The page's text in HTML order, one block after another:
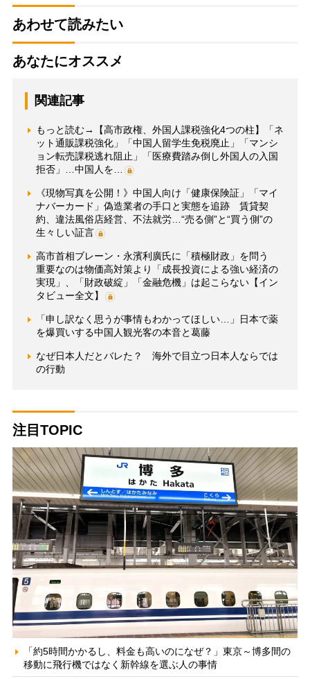
あわせて読みたい
あなたにオススメ
関連記事
もっと読む→【高市政権、外国人課税強化4つの柱】「ネ
ット通販課税強化」「中国人留学生免税廃止」「マンシ
ョン転売課税逃れ阻止」「医療費踏み倒し外国人の入国
拒否」…中国人を…
《現物写真を公開！》中国人向け「健康保険証」「マイ
ナバーカード」偽造業者の手口と実態を追跡 賃貸契
約、違法風俗店経営、不法就労…“売る側”と“買う側”の
生々しい証言
高市首相ブレーン・永濱利廣氏に「積極財政」を問う
重要なのは物価高対策より「成長投資による強い経済の
実現」、「財政破綻」「金融危機」は起こらない【イン
タビュー全文】
「申し訳なく思うが事情もわかってほしい…」日本で薬
を爆買いする中国人観光客の本音と葛藤
なぜ日本人だとバレた？ 海外で目立つ日本人ならでは
の行動
注目TOPIC
「約5時間かかるし、料金も高いのになぜ？」東京～博多間の
移動に飛行機ではなく新幹線を選ぶ人の事情